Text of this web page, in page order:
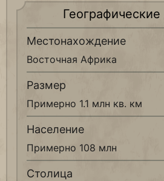
Местонахождение
Восточная Африка
Размер
Примерно 1.1 млн кв. км
Население
Примерно 108 млн
Столица